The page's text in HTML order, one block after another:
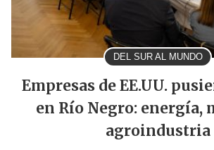
DEL SUR AL MUNDO
Empresas de EE.UU.
en Río Negro: energía,
agroindustria